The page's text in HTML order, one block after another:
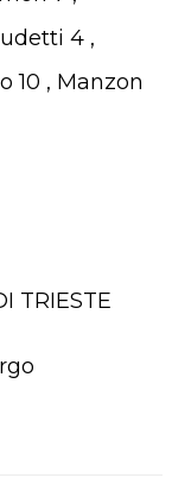
4 ,
10 , Manzon
TRIESTE